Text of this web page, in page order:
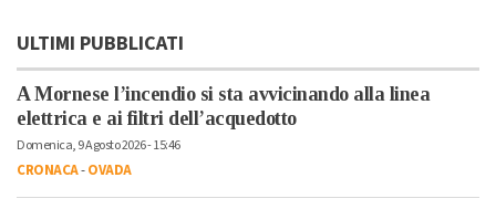
ULTIMI PUBBLICATI
A Mornese l’incendio si sta avvicinando alla linea
elettrica e ai filtri dell’acquedotto
Domenica, 9 Agosto 2026 - 15:46
CRONACA-OVADA